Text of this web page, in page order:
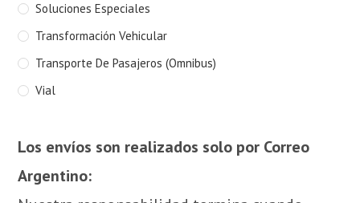
Soluciones Especiales
Transformación Vehicular
Transporte De Pasajeros (Omnibus)
Vial
Los envíos son realizados solo por Correo
Argentino: